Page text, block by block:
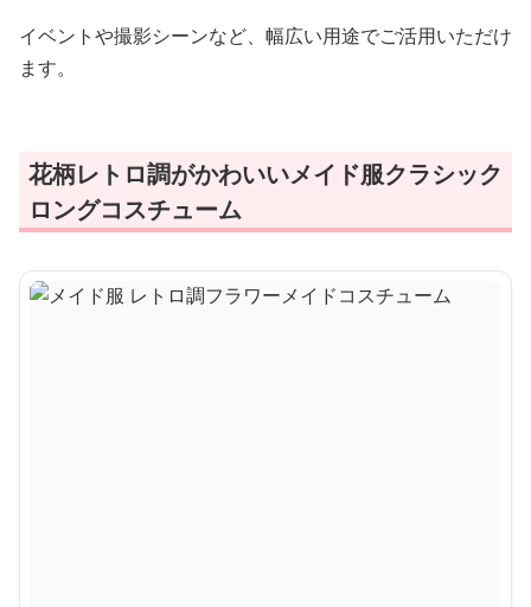
イベントや撮影シーンなど、幅広い用途でご活用いただけ
ます。
花柄レトロ調がかわいいメイド服クラシック
ロングコスチューム